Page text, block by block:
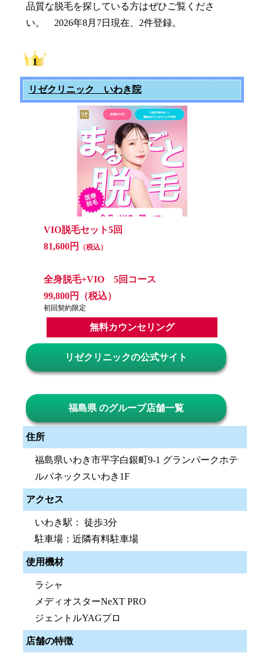
品質な脱毛を探している方はぜひご覧くださ
い。 2026年8月7日現在、2件登録。
リゼクリニック いわき院
VIO脱毛セット5回
81,600円
（税込）
全身脱毛+VIO 5回コース
99,800円（税込）
初回契約限定
無料カウンセリング
リゼクリニックの公式サイト
福島県 のグループ店舗一覧
住所
福島県いわき市平字白銀町9-1 グランパークホテ
ルパネックスいわき1F
アクセス
いわき駅： 徒歩3分
駐車場：近隣有料駐車場
使用機材
ラシャ
メディオスターNeXT PRO
ジェントルYAGプロ
店舗の特徴